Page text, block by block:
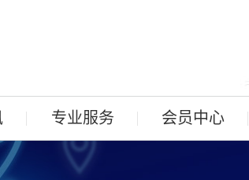
专业服务 会员中心